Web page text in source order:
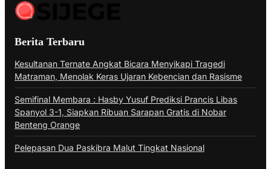
Berita Terbaru
Kesultanan Ternate Angkat Bicara Menyikapi Tragedi
Matraman, Menolak Keras Ujaran Kebencian dan Rasisme
Semifinal Membara : Hasby Yusuf Prediksi Prancis Libas
Spanyol 3-1, Siapkan Ribuan Sarapan Gratis di Nobar
Benteng Orange
Pelepasan Dua Paskibra Malut Tingkat Nasional